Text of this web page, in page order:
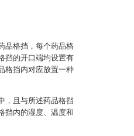
品格挡，每个药品格
挡的开口端均设置有
格挡内对应放置一种
，且与所述药品格挡
挡内的湿度、温度和